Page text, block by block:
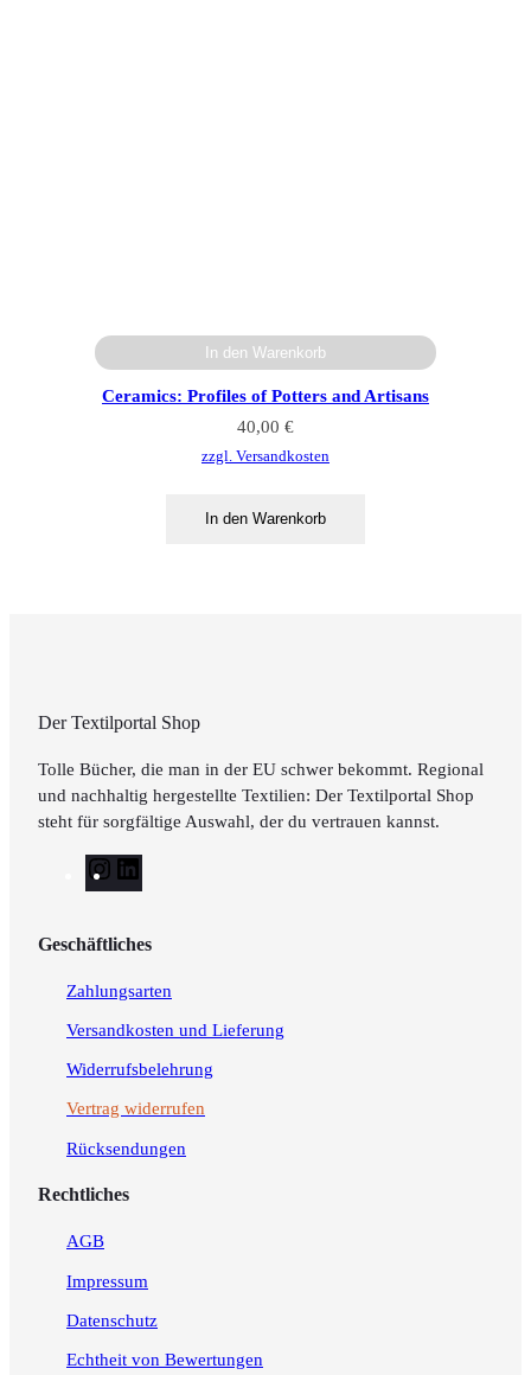
In den Warenkorb
Ceramics: Profiles of Potters and Artisans
40,00 €
zzgl. Versandkosten
In den Warenkorb
Der Textilportal Shop
Tolle Bücher, die man in der EU schwer bekommt. Regional
und nachhaltig hergestellte Textilien: Der Textilportal Shop
steht für sorgfältige Auswahl, der du vertrauen kannst.
n
t
r
a
i
k
I
n
Geschäftliches
Zahlungsarten
Versandkosten und Lieferung
Widerrufsbelehrung
Vertrag widerrufen
Rücksendungen
Rechtliches
AGB
Impressum
Datenschutz
Echtheit von Bewertungen